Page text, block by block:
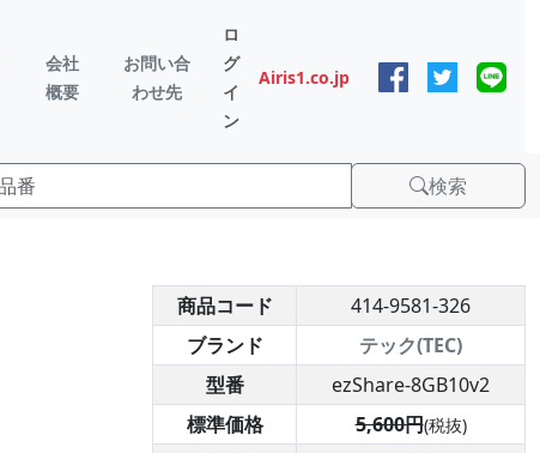
会社
概要
お問い合
わせ先
ロ
グ
イ
ン
Airis1.co.jp
検索
商品コード
414-9581-326
ブランド
テック(TEC)
型番
ezShare-8GB10v2
標準価格
5,600円(税抜)